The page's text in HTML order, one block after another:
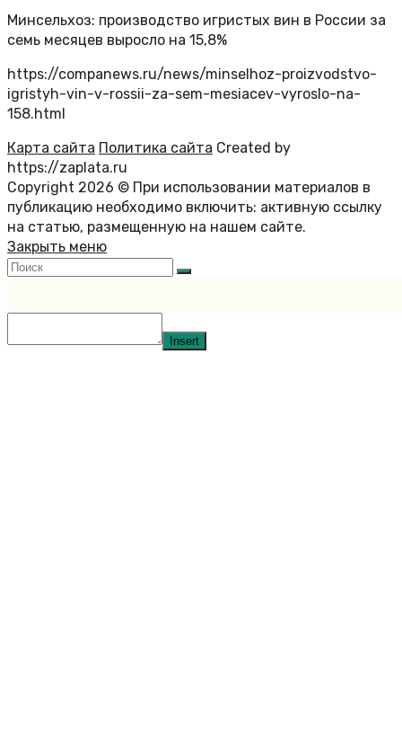
Минсельхоз: производство игристых вин в России за
семь месяцев выросло на 15,8%
https://companews.ru/news/minselhoz-proizvodstvo-
igristyh-vin-v-rossii-za-sem-mesiacev-vyroslo-na-
158.html
Карта сайта Политика сайта Created by
https://zaplata.ru
Copyright 2026 © При использовании материалов в
публикацию необходимо включить: активную ссылку
на статью, размещенную на нашем сайте.
Закрыть меню
Insert